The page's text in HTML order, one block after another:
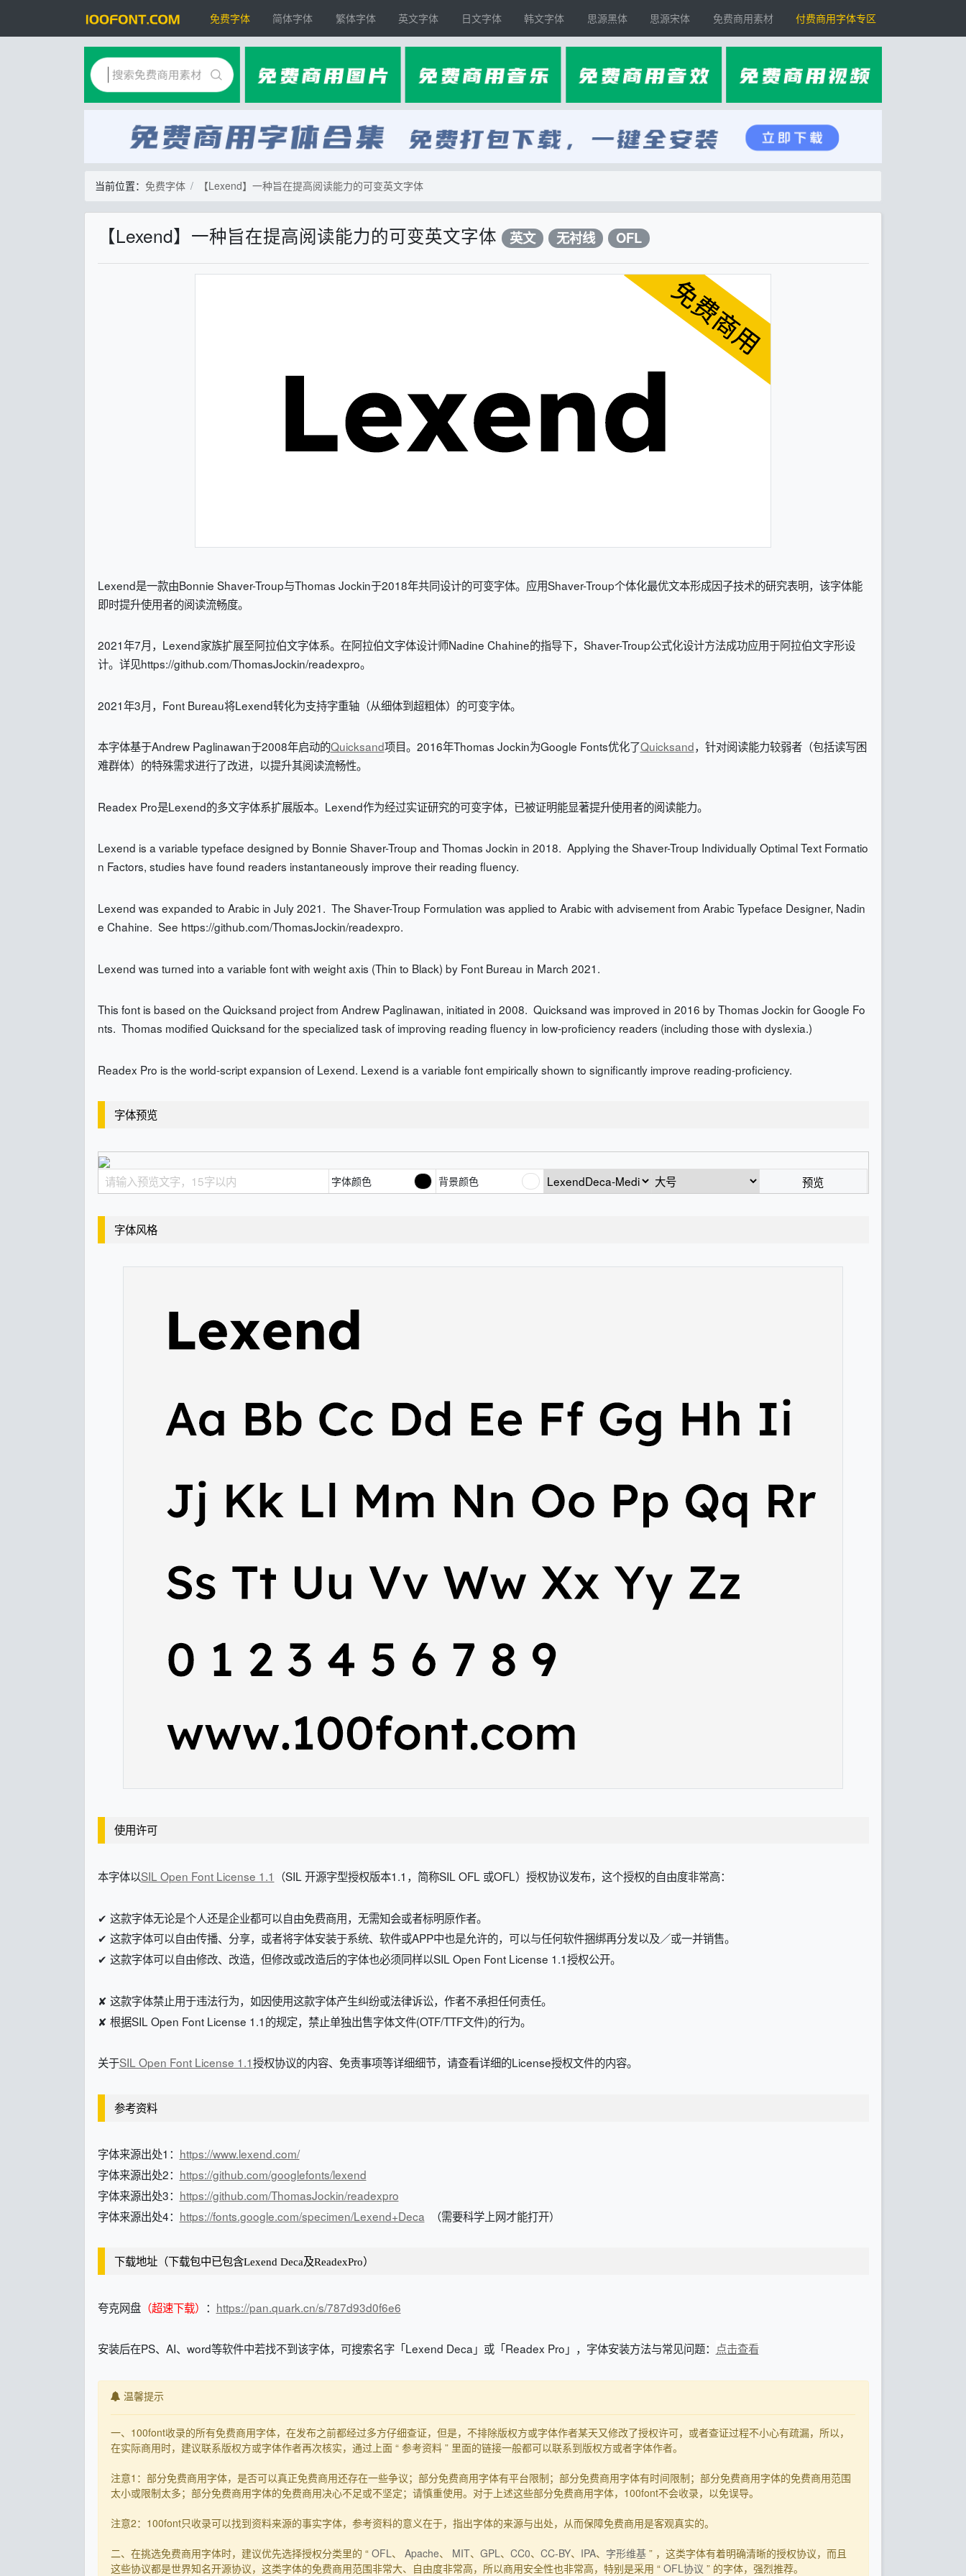
免费字体 简体字体 繁体字体 英文字体 日文字体 韩文字体 思源黑体 思源宋体 免费商用素材 付费商用字体专区
当前位置： 免费字体 【Lexend】一种旨在提高阅读能力的可变英文字体
【Lexend】一种旨在提高阅读能力的可变英文字体 英文 无衬线 OFL
Lexend是一款由Bonnie Shaver-Troup与Thomas Jockin于2018年共同设计的可变字体。应用Shaver-Troup个体化最优文本形成因子技术的研究表明，该字体能
即时提升使用者的阅读流畅度。
2021年7月，Lexend家族扩展至阿拉伯文字体系。在阿拉伯文字体设计师Nadine Chahine的指导下，Shaver-Troup公式化设计方法成功应用于阿拉伯文字形设
计。详见https://github.com/ThomasJockin/readexpro。
2021年3月，Font Bureau将Lexend转化为支持字重轴（从细体到超粗体）的可变字体。
本字体基于Andrew Paglinawan于2008年启动的Quicksand项目。2016年Thomas Jockin为Google Fonts优化了Quicksand，针对阅读能力较弱者（包括读写困
难群体）的特殊需求进行了改进，以提升其阅读流畅性。
Readex Pro是Lexend的多文字体系扩展版本。Lexend作为经过实证研究的可变字体，已被证明能显著提升使用者的阅读能力。
Lexend is a variable typeface designed by Bonnie Shaver-Troup and Thomas Jockin in 2018. Applying the Shaver-Troup Individually Optimal Text Formatio
n Factors, studies have found readers instantaneously improve their reading fluency.
Lexend was expanded to Arabic in July 2021. The Shaver-Troup Formulation was applied to Arabic with advisement from Arabic Typeface Designer, Nadin
e Chahine. See https://github.com/ThomasJockin/readexpro.
Lexend was turned into a variable font with weight axis (Thin to Black) by Font Bureau in March 2021.
This font is based on the Quicksand project from Andrew Paglinawan, initiated in 2008. Quicksand was improved in 2016 by Thomas Jockin for Google Fo
nts. Thomas modified Quicksand for the specialized task of improving reading fluency in low-proficiency readers (including those with dyslexia.)
Readex Pro is the world-script expansion of Lexend. Lexend is a variable font empirically shown to significantly improve reading-proficiency.
字体预览
字体颜色 背景颜色 预览
字体风格
使用许可
本字体以SIL Open Font License 1.1 （SIL 开源字型授权版本1.1，简称SIL OFL 或OFL）授权协议发布，这个授权的自由度非常高：
✔ 这款字体无论是个人还是企业都可以自由免费商用，无需知会或者标明原作者。
✔ 这款字体可以自由传播、分享，或者将字体安装于系统、软件或APP中也是允许的，可以与任何软件捆绑再分发以及／或一并销售。
✔ 这款字体可以自由修改、改造，但修改或改造后的字体也必须同样以SIL Open Font License 1.1授权公开。
✘ 这款字体禁止用于违法行为，如因使用这款字体产生纠纷或法律诉讼，作者不承担任何责任。
✘ 根据SIL Open Font License 1.1的规定，禁止单独出售字体文件(OTF/TTF文件)的行为。
关于SIL Open Font License 1.1授权协议的内容、免责事项等详细细节，请查看详细的License授权文件的内容。
参考资料
字体来源出处1： https://www.lexend.com/
字体来源出处2： https://github.com/googlefonts/lexend
字体来源出处3： https://github.com/ThomasJockin/readexpro
字体来源出处4： https://fonts.google.com/specimen/Lexend+Deca （需要科学上网才能打开）
下载地址（下载包中已包含Lexend Deca及ReadexPro）
夸克网盘（超速下载） ： https://pan.quark.cn/s/787d93d0f6e6
安装后在PS、AI、word等软件中若找不到该字体，可搜索名字「Lexend Deca」或「Readex Pro」，字体安装方法与常见问题： 点击查看
温馨提示
一、100font收录的所有免费商用字体，在发布之前都经过多方仔细查证，但是，不排除版权方或字体作者某天又修改了授权许可，或者查证过程不小心有疏漏，所以，
在实际商用时，建议联系版权方或字体作者再次核实，通过上面 “ 参考资料 ” 里面的链接一般都可以联系到版权方或者字体作者。
注意1：部分免费商用字体，是否可以真正免费商用还存在一些争议；部分免费商用字体有平台限制；部分免费商用字体有时间限制；部分免费商用字体的免费商用范围
太小或限制太多；部分免费商用字体的免费商用决心不足或不坚定；请慎重使用。对于上述这些部分免费商用字体，100font不会收录，以免误导。
注意2：100font只收录可以找到资料来源的事实字体，参考资料的意义在于，指出字体的来源与出处，从而保障免费商用是客观真实的。
二、在挑选免费商用字体时，建议优先选择授权分类里的 “ OFL、 Apache、 MIT、 GPL、 CC0、 CC-BY、 IPA、 字形维基 ” ，这类字体有着明确清晰的授权协议，而且
这些协议都是世界知名开源协议，这类字体的免费商用范围非常大、自由度非常高，所以商用安全性也非常高，特别是采用 “ OFL协议 ” 的字体，强烈推荐。